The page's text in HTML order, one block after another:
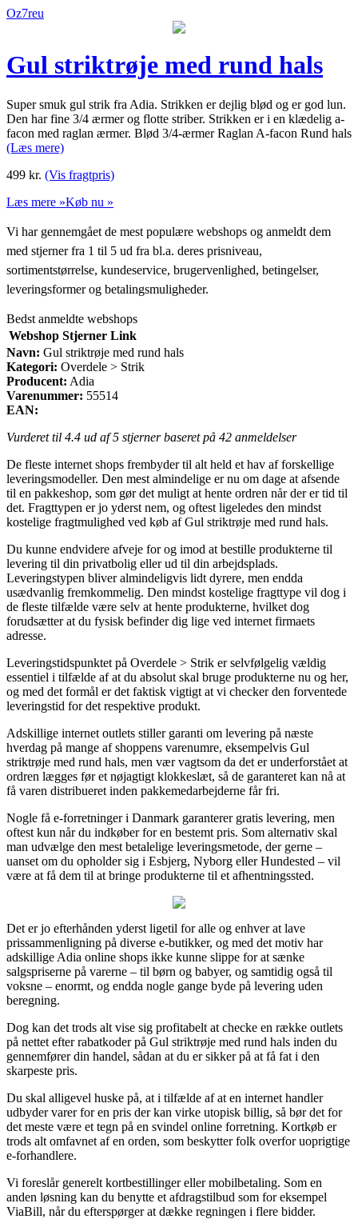
Oz7reu
Gul striktrøje med rund hals
Super smuk gul strik fra Adia. Strikken er dejlig blød og er god lun.
Den har fine 3/4 ærmer og flotte striber. Strikken er i en klædelig a-
facon med raglan ærmer. Blød 3/4-ærmer Raglan A-facon Rund hals
(Læs mere)
499 kr. (Vis fragtpris)
Læs mere »Køb nu »
Vi har gennemgået de mest populære webshops og anmeldt dem
med stjerner fra 1 til 5 ud fra bl.a. deres prisniveau,
sortimentstørrelse, kundeservice, brugervenlighed, betingelser,
leveringsformer og betalingsmuligheder.
Bedst anmeldte webshops
Webshop Stjerner Link
Navn: Gul striktrøje med rund hals
Kategori: Overdele > Strik
Producent: Adia
Varenummer: 55514
EAN:
Vurderet til 4.4 ud af 5 stjerner baseret på 42 anmeldelser
De fleste internet shops frembyder til alt held et hav af forskellige
leveringsmodeller. Den mest almindelige er nu om dage at afsende
til en pakkeshop, som gør det muligt at hente ordren når der er tid til
det. Fragttypen er jo yderst nem, og oftest ligeledes den mindst
kostelige fragtmulighed ved køb af Gul striktrøje med rund hals.
Du kunne endvidere afveje for og imod at bestille produkterne til
levering til din privatbolig eller ud til din arbejdsplads.
Leveringstypen bliver almindeligvis lidt dyrere, men endda
usædvanlig fremkommelig. Den mindst kostelige fragttype vil dog i
de fleste tilfælde være selv at hente produkterne, hvilket dog
forudsætter at du fysisk befinder dig lige ved internet firmaets
adresse.
Leveringstidspunktet på Overdele > Strik er selvfølgelig vældig
essentiel i tilfælde af at du absolut skal bruge produkterne nu og her,
og med det formål er det faktisk vigtigt at vi checker den forventede
leveringstid for det respektive produkt.
Adskillige internet outlets stiller garanti om levering på næste
hverdag på mange af shoppens varenumre, eksempelvis Gul
striktrøje med rund hals, men vær vagtsom da det er underforstået at
ordren lægges før et nøjagtigt klokkeslæt, så de garanteret kan nå at
få varen distribueret inden pakkemedarbejderne får fri.
Nogle få e-forretninger i Danmark garanterer gratis levering, men
oftest kun når du indkøber for en bestemt pris. Som alternativ skal
man udvælge den mest betalelige leveringsmetode, der gerne –
uanset om du opholder sig i Esbjerg, Nyborg eller Hundested – vil
være at få dem til at bringe produkterne til et afhentningssted.
Det er jo efterhånden yderst ligetil for alle og enhver at lave
prissammenligning på diverse e-butikker, og med det motiv har
adskillige Adia online shops ikke kunne slippe for at sænke
salgspriserne på varerne – til børn og babyer, og samtidig også til
voksne – enormt, og endda nogle gange byde på levering uden
beregning.
Dog kan det trods alt vise sig profitabelt at checke en række outlets
på nettet efter rabatkoder på Gul striktrøje med rund hals inden du
gennemfører din handel, sådan at du er sikker på at få fat i den
skarpeste pris.
Du skal alligevel huske på, at i tilfælde af at en internet handler
udbyder varer for en pris der kan virke utopisk billig, så bør det for
det meste være et tegn på en svindel online forretning. Kortkøb er
trods alt omfavnet af en orden, som beskytter folk overfor uoprigtige
e-forhandlere.
Vi foreslår generelt kortbestillinger eller mobilbetaling. Som en
anden løsning kan du benytte et afdragstilbud som for eksempel
ViaBill, når du efterspørger at dække regningen i flere bidder.